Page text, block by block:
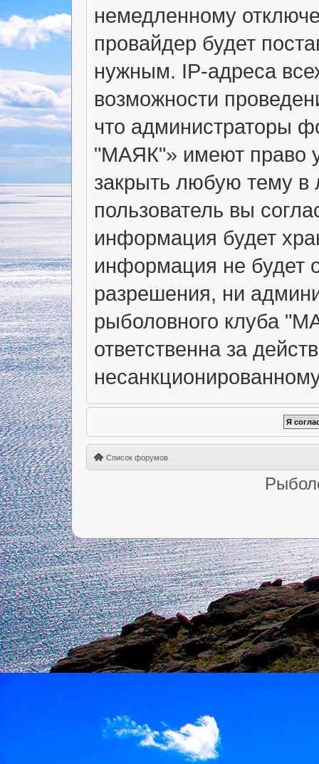
немедленному
провайдер будет
нужным. IP-адреса
возможности
что администраторы
"МАЯК"» имеют право
закрыть любую тему
пользователь вы
информация будет
информация не будет
разрешения, ни
рыболовного клуба
ответственна за
Список форумов